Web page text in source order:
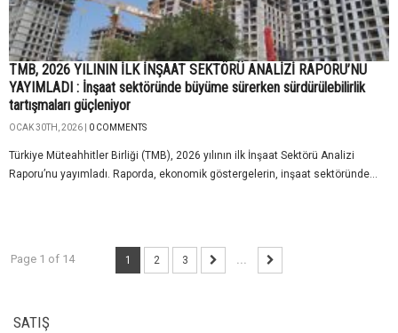
TMB, 2026 YILININ İLK İNŞAAT SEKTÖRÜ ANALİZİ RAPORU’NU
YAYIMLADI : İnşaat sektöründe büyüme sürerken sürdürülebilirlik
tartışmaları güçleniyor
OCAK 30TH, 2026 | 0 COMMENTS
Türkiye Müteahhitler Birliği (TMB), 2026 yılının ilk İnşaat Sektörü Analizi
Raporu’nu yayımladı. Raporda, ekonomik göstergelerin, inşaat sektöründe...
Page 1 of 14 1 2 3 ...
SATIŞ